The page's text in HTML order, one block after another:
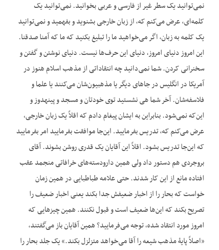
نمی‌توانید یک سطر غیر از فارسی و عربی بخوانید. نمی‌توانید یک
کلمه‌ای، عرض می‌کنم که، از زبان خارجی بشنوید و بفهمید و نمی‌توانید
یک کلمه به زبان، اگر می‌خواهید ما را تبلیغ بکنید که ما که آمنا صدقنا.
این امروز دنیای امروز، دنیای این حرف‌ها نیست. دنیای نوشتن و گفتن و
سخنرانی کردن. شما نمی‌دانید چه انتقاداتی از مذهب اسلام هنوز در
آمریکا در انگلیس در جاهای دیگر یا مذهبیون‌شان می‌کنند یا علما و
فلاسفه‌شان. آخر شما هی نشستید توی خودتان و مسجد و پینه‏دوز و
این‌که نمی‌شود. بنابراین به ایشان پیغام دادم که اقلاً یک زبان خارجی،
عرض می‌کنم که، تدریس بفرمایید. این‌جا موافقت بفرمایید امر بفرمایید
که این‌جا تدریس بشود. اقلاً این آقایان یک قدری روشن بشوند. آقای
بروجردی هم دستور داد ولی همین دارودسته‌های خرافاتی منجمد عقب
افتاده مانع از این کار شدند. حتی علامه طباطبایی در همین زمان
خواست که بحار را از اخبار ضعیفش جدا بکند یعنی اخبار ضعیف را
تصریح بکند که این‌ها ضعیف است و قبول نکنند. همین چیزهایی که
امروز مورد انتقاد شده، توجه می‌فرمایید؟ همین آقایان باز می‌گفتند،
«اصلاً پایۀ مذهب شیعه را آقا می‌خواهد متزلزل بکند.» یک جلد بحار را